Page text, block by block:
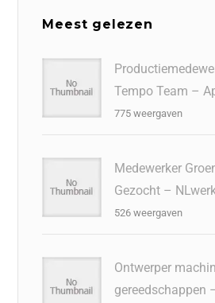
Meest gelezen
Tempo Team –
775 weergaven
Medewerker
Gezocht –
526 weergaven
Ontwerper
gereedschappen